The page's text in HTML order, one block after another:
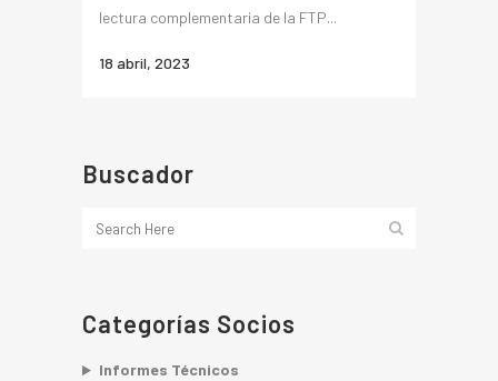
lectura complementaria de la FTP...
18 abril, 2023
Buscador
Categorías Socios
Informes Técnicos